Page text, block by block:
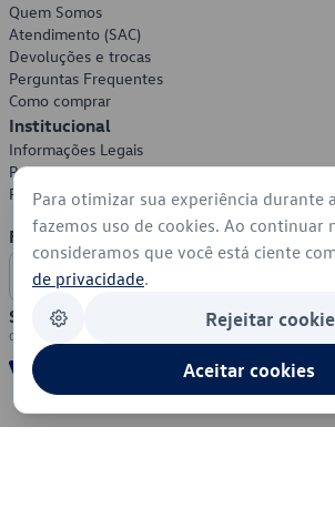
Quem Somos
Atendimento (SAC)
Devoluções e trocas
Perguntas Frequentes
Como comprar
Institucional
Informações Legais
Política de Privacidade
Política de Cookies
Formas de Pagamento
Segurança
Para otimizar sua experiência durante
fazemos uso de cookies. Ao continuar
consideramos que você está ciente
de privacidade.
Rejeitar
Aceitar cookies